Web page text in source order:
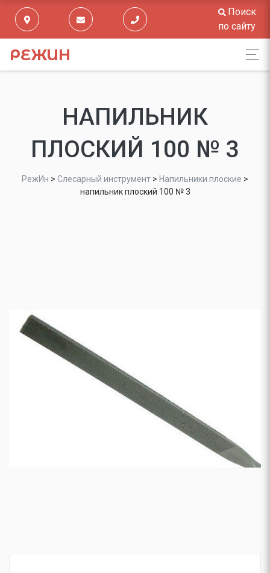
Поиск
по сайту
РЕЖИН
НАПИЛЬНИК
ПЛОСКИЙ 100 № 3
РежИн > Слесарный инструмент > Напильники плоские >
напильник плоский 100 № 3